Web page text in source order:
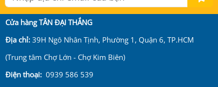
Cửa hàng TÂN ĐẠI THẮNG
Địa chỉ:39H Ngô Nhân Tịnh, Phường 1, Quận 6, TP.HCM
(Trung tâm Chợ Lớn - Chợ Kim Biên)
Điện thoại: 0939 586 539